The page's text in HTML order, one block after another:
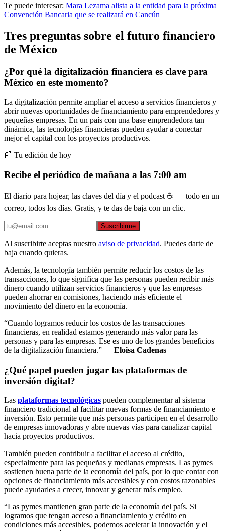
Te puede interesar: Mara Lezama alista a la entidad para la próxima
Convención Bancaria que se realizará en Cancún
Tres preguntas sobre el futuro financiero
de México
¿Por qué la digitalización financiera es clave para
México en este momento?
La digitalización permite ampliar el acceso a servicios financieros y
abrir nuevas oportunidades de financiamiento para emprendedores y
pequeñas empresas. En un país con una base emprendedora tan
dinámica, las tecnologías financieras pueden ayudar a conectar
mejor el capital con los proyectos productivos.
📰 Tu edición de hoy
Recibe el periódico de mañana a las 7:00 am
El diario para hojear, las claves del día y el podcast ☕ — todo en un
correo, todos los días. Gratis, y te das de baja con un clic.
Suscribirme
Al suscribirte aceptas nuestro aviso de privacidad. Puedes darte de
baja cuando quieras.
Además, la tecnología también permite reducir los costos de las
transacciones, lo que significa que las personas pueden recibir más
dinero cuando utilizan servicios financieros y que las empresas
pueden ahorrar en comisiones, haciendo más eficiente el
movimiento del dinero en la economía.
“Cuando logramos reducir los costos de las transacciones
financieras, en realidad estamos generando más valor para las
personas y para las empresas. Ese es uno de los grandes beneficios
de la digitalización financiera.” — Eloisa Cadenas
¿Qué papel pueden jugar las plataformas de
inversión digital?
Las plataformas tecnológicas pueden complementar al sistema
financiero tradicional al facilitar nuevas formas de financiamiento e
inversión. Esto permite que más personas participen en el desarrollo
de empresas innovadoras y abre nuevas vías para canalizar capital
hacia proyectos productivos.
También pueden contribuir a facilitar el acceso al crédito,
especialmente para las pequeñas y medianas empresas. Las pymes
sostienen buena parte de la economía del país, por lo que contar con
opciones de financiamiento más accesibles y con costos razonables
puede ayudarles a crecer, innovar y generar más empleo.
“Las pymes mantienen gran parte de la economía del país. Si
logramos que tengan acceso a financiamiento y crédito en
condiciones más accesibles, podemos acelerar la innovación y el